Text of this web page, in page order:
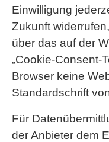
Einwilligung
Zukunft
über das auf der
„Cookie-Consent-
Browser keine
Standardschrift
Für
der Anbieter dem